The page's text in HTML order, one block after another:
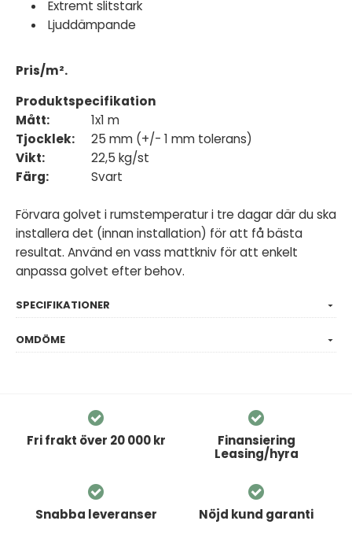
Extremt slitstark
Ljuddämpande
Pris/m².
Produktspecifikation
Mått:
1x1 m
Tjocklek: 25 mm (+/- 1 mm tolerans)
Vikt:
22,5 kg/st
Färg:
Svart
Förvara golvet i rumstemperatur i tre dagar där du ska
installera det (innan installation) för att få bästa
resultat. Använd en vass mattkniv för att enkelt
anpassa golvet efter behov.
SPECIFIKATIONER
OMDÖME
Fri frakt över 20 000 kr
Finansiering
Leasing/hyra
Snabba leveranser Nöjd kund garanti